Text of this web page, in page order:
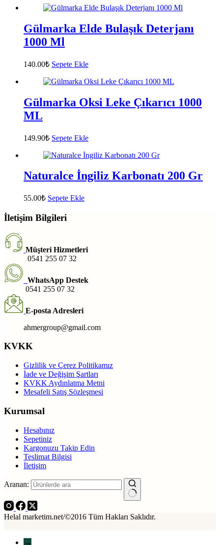
Gülmarka Elde Bulaşık Deterjanı
1000 Ml
140.00₺ Sepete Ekle
Gülmarka Oksi Leke Çıkarıcı 1000
ML
149.90₺ Sepete Ekle
Naturalce İngiliz Karbonatı 200 Gr
55.00₺ Sepete Ekle
İletişim Bilgileri
Müşteri Hizmetleri
0541 255 07 32
WhatsApp Destek
0541 255 07 32
E-posta Adresleri
ahmergroup@gmail.com
KVKK
Gizlilik ve Çerez Politikamız
İade ve Değişim Şartları
KVKK Aydınlatma Metni
Mesafeli Satış Sözleşmesi
Kurumsal
Hesabınız
Sepetiniz
Kargonuzu Takip Edin
Teslimat Bilgisi
İletişim
Aranan:
Helal marketim.net/©2016 Tüm Hakları Saklıdır.
→